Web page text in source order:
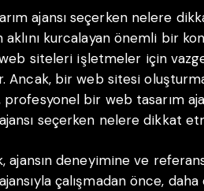
ajansı seçerken nelere
aklını kurcalayan önemli bir
siteleri işletmeler için
Ancak, bir web sitesi
profesyonel bir web tasarım
seçerken nelere dikkat
ajansın deneyimine ve
çalışmadan önce,